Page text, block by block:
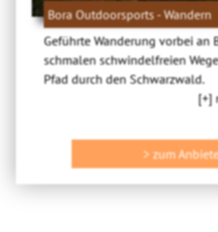
Bora Outdoorsports - Wandern
Geführte Wanderung vorbei an
schmalen schwindelfreien
Pfad durch den Schwarzwald.
[+]
> zum